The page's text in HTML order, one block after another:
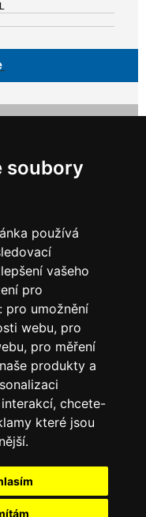
soubory
používá
vašeho
pro
pro umožnění
webu, pro
, pro měření
produkty a
, chcete-
které jsou
.
PLUS vhodný pro
7035
Monday 06 January, 2014.